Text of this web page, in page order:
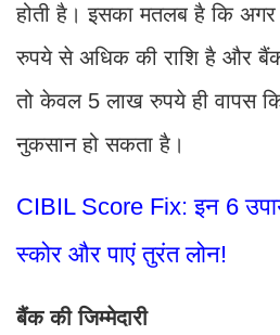
होती है। इसका मतलब है कि
रुपये से अधिक की राशि है और बैंक
तो केवल 5 लाख रुपये ही वापस
नुकसान हो सकता है।
CIBIL Score Fix: इन 6
स्कोर और पाएं तुरंत लोन!
बैंक की जिम्मेदारी